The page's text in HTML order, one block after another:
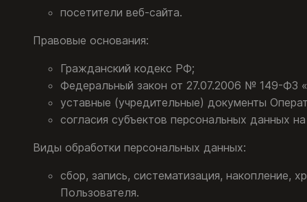
посетители веб-сайта.
Правовые основания:
Гражданский кодекс РФ;
Федеральный закон от 27.07.2006 № 149-ФЗ
уставные (учредительные) документы
согласия субъектов персональных данных
Виды обработки персональных данных:
сбор, запись, систематизация, накопление,
Пользователя.